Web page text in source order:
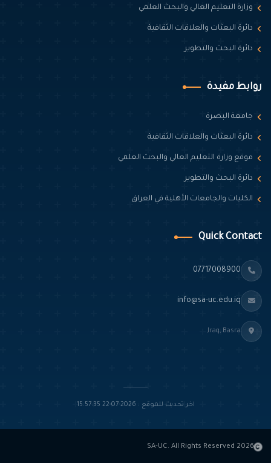
وزارة التعليم العالي والبحث العلمي
دائرة البعثات والعلاقات الثقافية
دائرة البحث والتطوير
روابط مفيدة
جامعة البصرة
دائرة البعثات والعلاقات الثقافية
موقع وزارة التعليم العالي والبحث العلمي
دائرة البحث والتطوير
الكليات والجامعات الأهلية في العراق
Quick Contact
07717008900
info@sa-uc.edu.iq
Iraq, Basra,
اخر تحديث للموقع : 2026-07-22 15:57:35
2026 SA-UC. All Rights Reserved